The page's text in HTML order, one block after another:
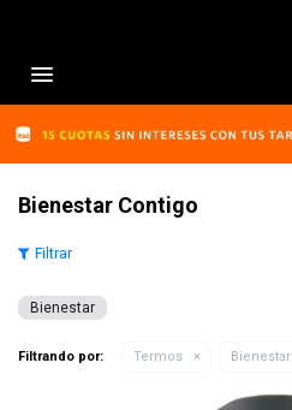

Bienestar Contigo
Bienestar
Filtrando por: Termos Bienestar